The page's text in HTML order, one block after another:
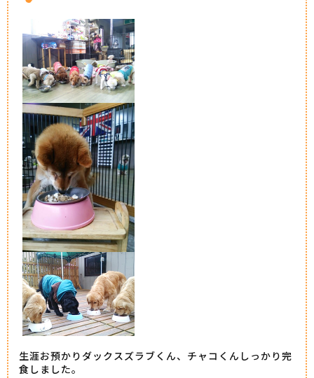
生涯お預かりダックスズラブくん、チャコくんしっかり完
食しました。